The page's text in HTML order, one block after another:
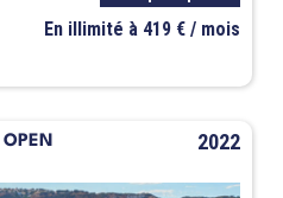
En illimité à 419 € / mois
2022